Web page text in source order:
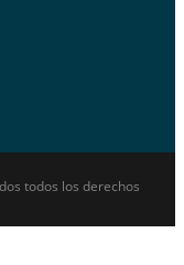
todos los derechos